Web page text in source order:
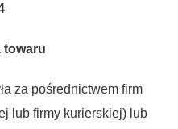
towaru
za pośrednictwem firm
lub firmy kurierskiej) lub